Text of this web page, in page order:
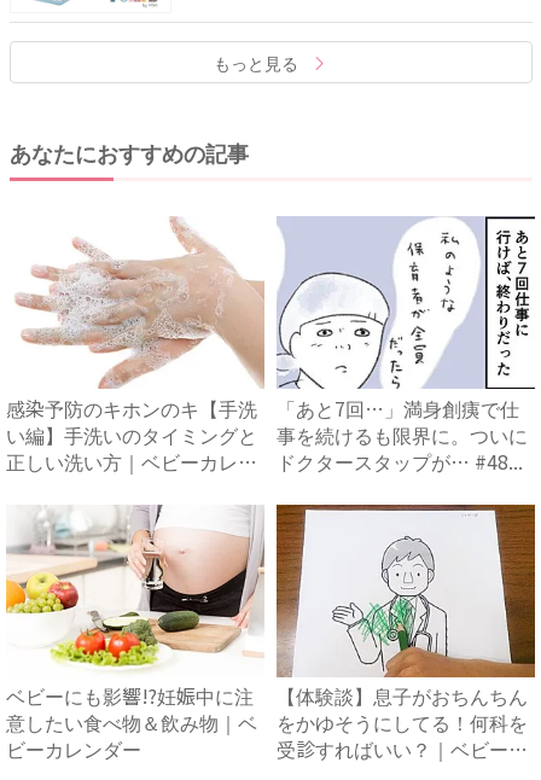
もっと見る
あなたにおすすめの記事
感染予防のキホンのキ【手洗
い編】手洗いのタイミングと
正しい洗い方｜ベビーカレン
「あと7回…」満身創痍で仕
事を続けるも限界に。ついに
ドクタースタップが… #48...
ベビーにも影響!?妊娠中に注
意したい食べ物＆飲み物｜ベ
ビーカレンダー
【体験談】息子がおちんちん
をかゆそうにしてる！何科を
受診すればいい？｜ベビーカ